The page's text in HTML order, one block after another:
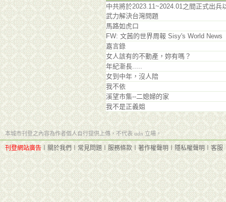
中共將於2023.11~2024.01之間正式出兵
武力解決台灣問題
馬路如虎口
FW: 文茜的世界周報 Sisy's World News
嘉言錄
女人該有的不動產，妳有嗎？
年紀漸長.....
女到中年，沒人陪
我不依
溪望市集--二媳婦的家
我不是正義姐
本城市刊登之內容為作者個人自行提供上傳，不代表 udn 立場。
刊登網站廣告︱關於我們︱常見問題︱服務條款︱著作權聲明︱隱私權聲明︱客服